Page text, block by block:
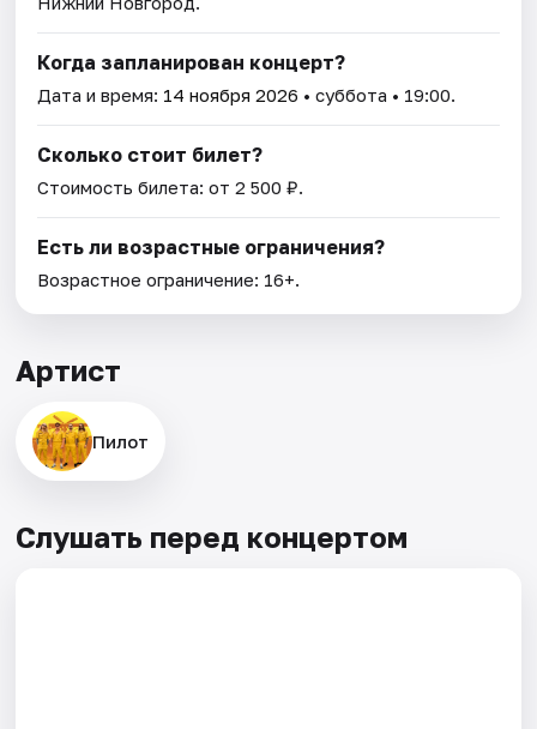
Когда запланирован концерт?
Дата и время: 14 ноября 2026 • суббота • 19:00.
Сколько стоит билет?
Стоимость билета: от 2 500 ₽.
Есть ли возрастные ограничения?
Возрастное ограничение: 16+.
Артист
Пилот
Слушать перед концертом